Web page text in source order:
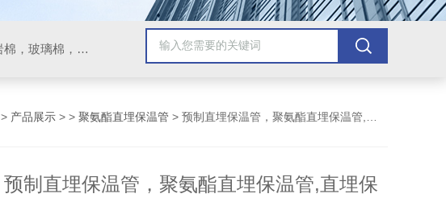
保温管，聚氨酯直埋保温管，钢套钢蒸汽保温管，直埋保温管，预制保温管，岩棉，玻璃棉，硅酸铝，硅酸盐，保温被，防腐保温工程
> 产品展示 > > 聚氨酯直埋保温管 > 预制直埋保温管，聚氨酯直埋保温管,直埋保温管厂家
预制直埋保温管，聚氨酯直埋保温管,直埋保